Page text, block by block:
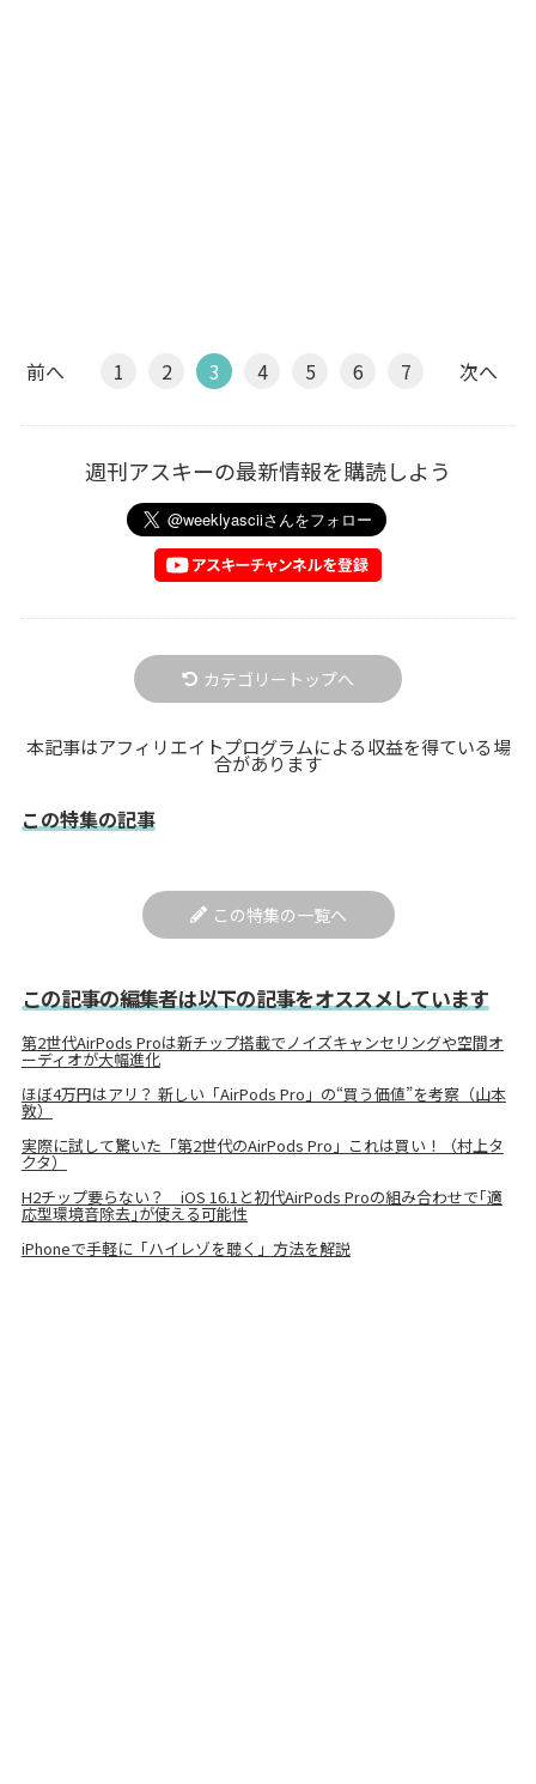
前へ 1 2 3 4 5 6 7 次へ
週刊アスキーの最新情報を購読しよう
カテゴリートップへ
本記事はアフィリエイトプログラムによる収益を得ている場
合があります
この特集の記事
この特集の一覧へ
この記事の編集者は以下の記事をオススメしています
第2世代AirPods Proは新チップ搭載でノイズキャンセリングや空間オ
ーディオが大幅進化
ほぼ4万円はアリ？ 新しい「AirPods Pro」の“買う価値”を考察（山本
敦）
実際に試して驚いた「第2世代のAirPods Pro」これは買い！（村上タ
クタ）
H2チップ要らない？ iOS 16.1と初代AirPods Proの組み合わせで｢適
応型環境音除去｣が使える可能性
iPhoneで手軽に「ハイレゾを聴く」方法を解説